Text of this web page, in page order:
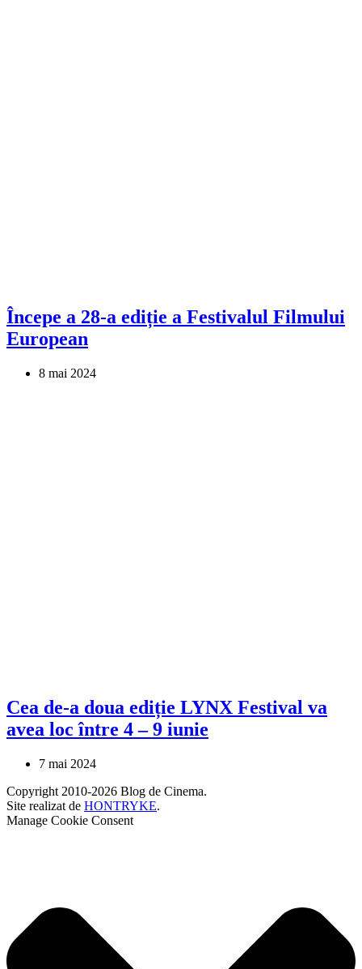
Începe a 28-a ediție a Festivalul Filmului
European
8 mai 2024
Cea de-a doua ediție LYNX Festival va
avea loc între 4 – 9 iunie
7 mai 2024
Copyright 2010-2026 Blog de Cinema.
Site realizat de HONTRYKE.
Manage Cookie Consent